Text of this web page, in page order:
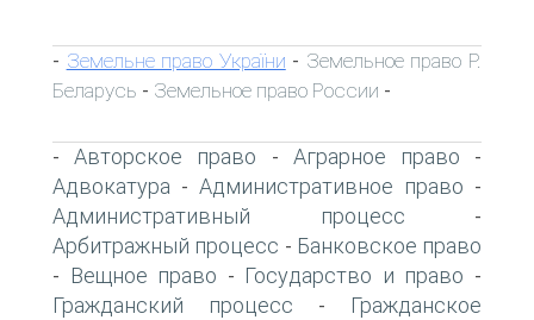
- Земельне право України - Земельное право Р.
Беларусь - Земельное право России -
-Авторское право - Аграрное право -
Адвокатура - Административное право -
Административный процесс -
Арбитражный процесс - Банковское право
- Вещное право - Государство и право -
Гражданский процесс -
Гражданское